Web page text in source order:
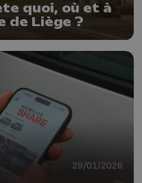
quoi, où et à
de Liège ?
29/01/2026